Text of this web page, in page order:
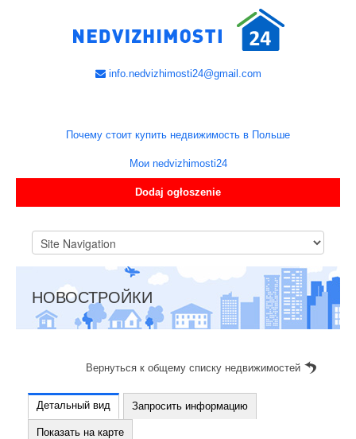
info.nedvizhimosti24@gmail.com
Почему стоит купить недвижимость в Польше
Мои nedvizhimosti24
Dodaj ogłoszenie
НОВОСТРОЙКИ
Вернуться к общему списку недвижимостей
Детальный вид Запросить информацию
Показать на карте